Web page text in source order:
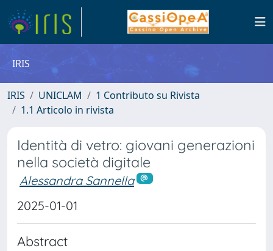
IRIS
IRIS UNICLAM
1 Contributo su Rivista
1.1 Articolo in rivista
Identità di vetro: giovani generazioni
nella società digitale
Alessandra Sannella
2025-01-01
Abstract